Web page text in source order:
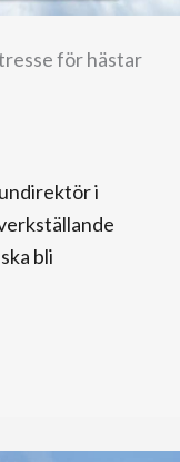
för hästar
i
bli